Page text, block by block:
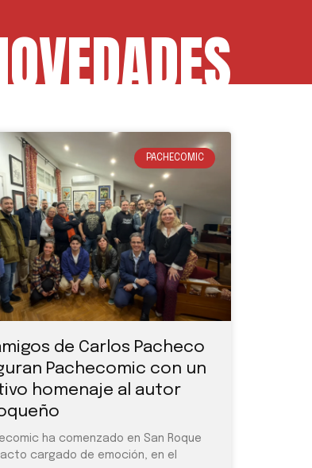
PACHECOMIC
de Carlos Pacheco
Pachecomic con un
homenaje al autor
ha comenzado en San Roque
cargado de emoción, en el